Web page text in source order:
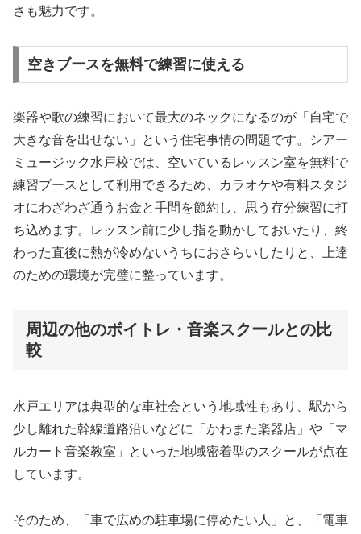
さも魅力です。
空きブースを無料で練習に使える
楽器や歌の練習において最大のネックになるのが「自宅で
大きな音を出せない」という住宅事情の問題です。シアー
ミュージック水戸校では、空いているレッスン室を無料で
練習ブースとして利用できるため、カラオケや有料スタジ
オにわざわざ通うお金と手間を節約し、思う存分練習に打
ち込めます。レッスン前に少し指を動かしておいたり、終
わった直後に熱が冷めないうちにおさらいしたりと、上達
のための環境が完璧に整っています。
周辺の他のボイトレ・音楽スクールとの比
較
水戸エリアは典型的な車社会という地域性もあり、駅から
少し離れた幹線道路沿いなどに「かわまた楽器店」や「マ
ルカート音楽教室」といった地域密着型のスクールが点在
しています。
そのため、「車で広めの駐車場に停めたい人」と、「電車